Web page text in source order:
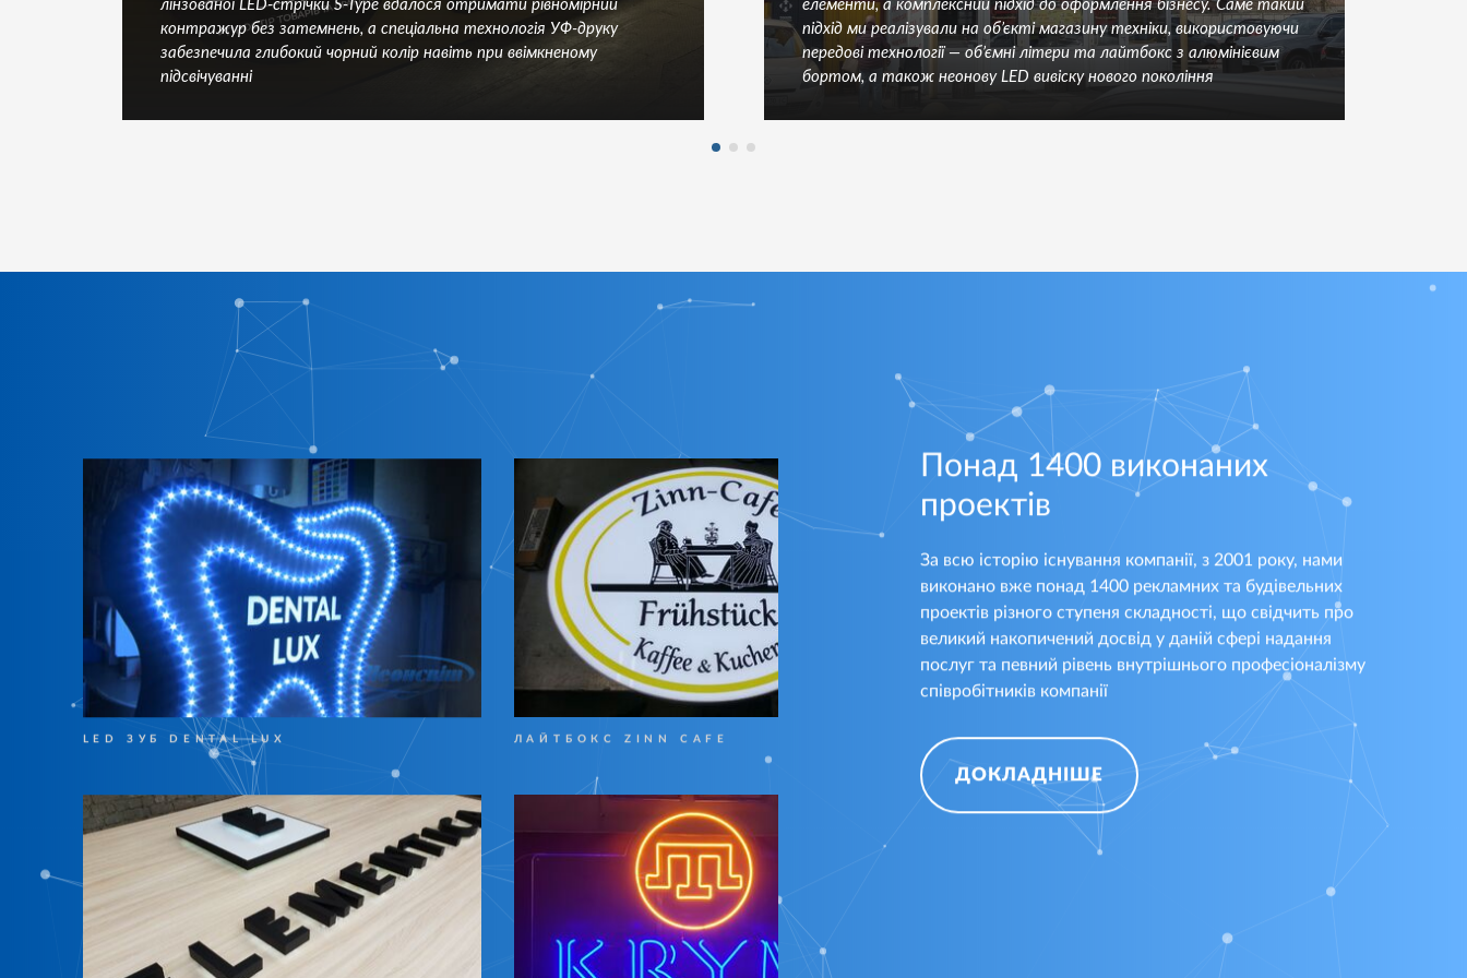
лінзованої LED-стрічки S-Type вдалося отримати рівномірний
контражур без затемнень, а спеціальна технологія УФ-друку
забезпечила глибокий чорний колір навіть при ввімкненому
підсвічуванні
елементи, а комплексний підхід до оформлення бізнесу. Саме такий
підхід ми реалізували на об’єкті магазину техніки, використовуючи
передові технології — об’ємні літери та лайтбокс з алюмінієвим
бортом, а також неонову LED вивіску нового покоління
LED ЗУБ DENTAL LUX ЛАЙТБОКС ZINN CAFE МЕНЮ БОРДИ MONTANA
Понад 1400 виконаних
проектів
За всю історію існування компанії, з 2001 року, нами
виконано вже понад 1400 рекламних та будівельних
проектів різного ступеня складності, що свідчить про
великий накопичений досвід у даній сфері надання
послуг та певний рівень внутрішнього професіоналізму
співробітників компанії
ДОКЛАДНІШЕ